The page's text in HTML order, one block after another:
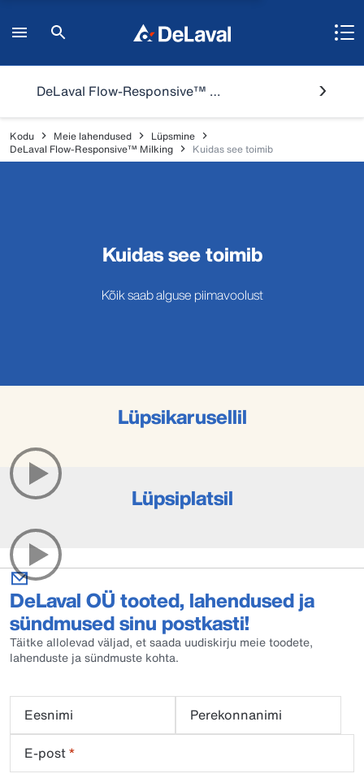
DeLaval Flow-Responsive™ Milking
Kodu Meie lahendused
Lüpsmine
DeLaval Flow-Responsive™ Milking
Kuidas see toimib
Kuidas see toimib
Kõik saab alguse piimavoolust
Lüpsikarusellil
Lüpsiplatsil
DeLaval OÜ tooted, lahendused ja
sündmused sinu postkasti!
Täitke allolevad väljad, et saada uudiskirju meie toodete,
lahenduste ja sündmuste kohta.
Eesnimi
Perekonnanimi
E-post*